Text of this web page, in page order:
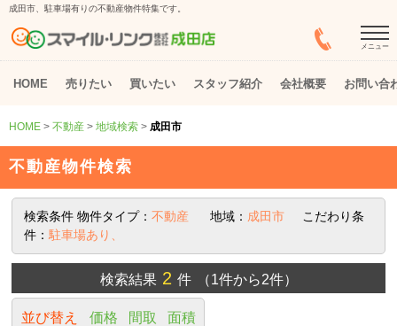
成田市、駐車場有りの不動産物件特集です。
メニュー
HOME 売りたい 買いたい スタッフ紹介 会社概要 お問い合
HOME > 不動産 > 地域検索 > 成田市
不動産物件検索
検索条件 物件タイプ：不動産 地域： 成田市
こだわり条
件：駐車場あり、
検索結果2 件 （1件から2件）
並び替え 価格 間取 面積